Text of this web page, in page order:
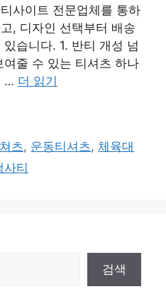
사이트 전문업체를 통하
, 디자인 선택부터 배송
습니다. 1. 반티 개성 넘
줄 수 있는 티셔츠 하나
… 더 읽기
츠, 운동티셔츠, 체육대
사티
검색